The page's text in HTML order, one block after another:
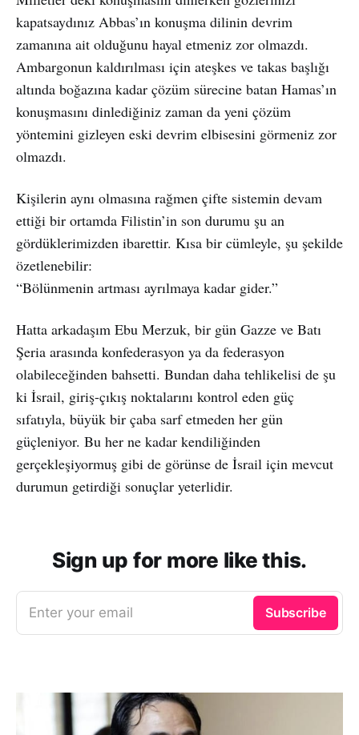
kapatsaydınız Abbas’ın konuşma dilinin devrim
zamanına ait olduğunu hayal etmeniz zor olmazdı.
Ambargonun kaldırılması için ateşkes ve takas başlığı
altında boğazına kadar çözüm sürecine batan Hamas’ın
konuşmasını dinlediğiniz zaman da yeni çözüm
yöntemini gizleyen eski devrim elbisesini görmeniz zor
olmazdı.
Kişilerin aynı olmasına rağmen çifte sistemin devam
ettiği bir ortamda Filistin’in son durumu şu an
gördüklerimizden ibarettir. Kısa bir cümleyle, şu şekilde
özetlenebilir:
“Bölünmenin artması ayrılmaya kadar gider.”
Hatta arkadaşım Ebu Merzuk, bir gün Gazze ve Batı
Şeria arasında konfederasyon ya da federasyon
olabileceğinden bahsetti. Bundan daha tehlikelisi de şu
ki İsrail, giriş-çıkış noktalarını kontrol eden güç
sıfatıyla, büyük bir çaba sarf etmeden her gün
güçleniyor. Bu her ne kadar kendiliğinden
gerçekleşiyormuş gibi de görünse de İsrail için mevcut
durumun getirdiği sonuçlar yeterlidir.
Sign up for more like this.
Enter your email Subscribe